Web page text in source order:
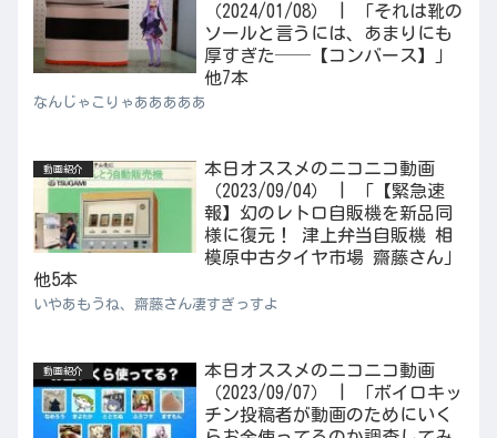
（2024/01/08） | 「それは靴の
ソールと言うには、あまりにも
厚すぎた──【コンバース】」
他7本
なんじゃこりゃあああああ
動画紹介
本日オススメのニコニコ動画
（2023/09/04） | 「【緊急速
報】幻のレトロ自販機を新品同
様に復元！ 津上弁当自販機 相
模原中古タイヤ市場 齋藤さん」
他5本
いやあもうね、齋藤さん凄すぎっすよ
動画紹介
本日オススメのニコニコ動画
（2023/09/07） | 「ボイロキッ
チン投稿者が動画のためにいく